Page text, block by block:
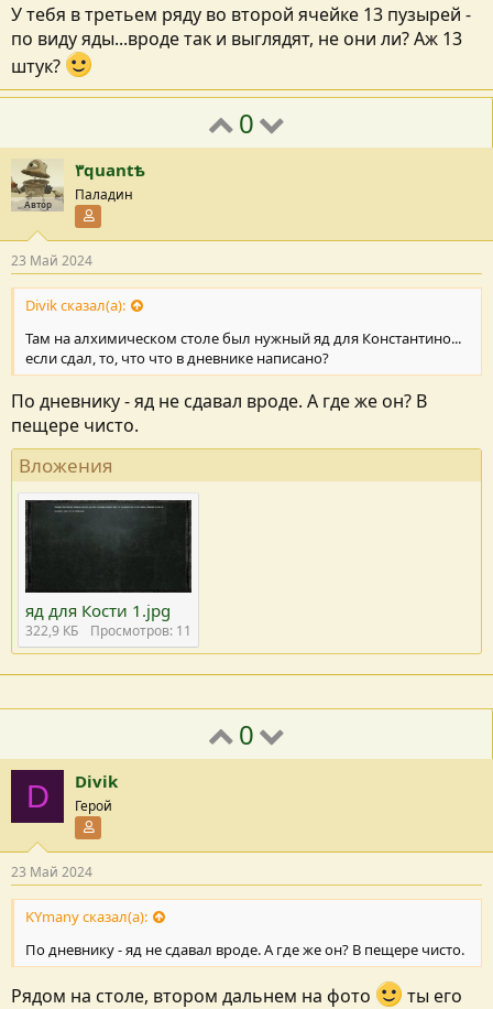
У тебя в третьем ряду во второй ячейке 13 пузырей -
по виду яды...вроде так и выглядят, не они ли? Аж 13
штук?
0
Автор
٣quantѣ
Паладин
23 Май 2024
Divik сказал(а):
Там на алхимическом столе был нужный яд для Константино...
если сдал, то, что что в дневнике написано?
По дневнику - яд не сдавал вроде. А где же он? В
пещере чисто.
Вложения
яд для Кости 1.jpg
322,9 КБ Просмотров: 11
0
D Divik
Герой
23 Май 2024
KYmany сказал(а):
По дневнику - яд не сдавал вроде. А где же он? В пещере чисто.
Рядом на столе, втором дальнем на фото
ты его